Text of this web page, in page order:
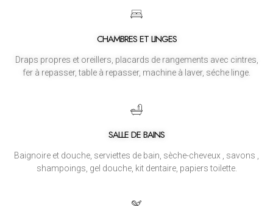
CHAMBRES ET LINGES
Draps propres et oreillers, placards de rangements avec cintres,
fer à repasser, table à repasser, machine à laver, séche linge.
SALLE DE BAINS
Baignoire et douche, serviettes de bain, sèche-cheveux , savons ,
shampoings, gel douche, kit dentaire, papiers toilette.